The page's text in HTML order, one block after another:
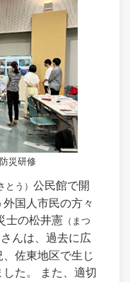
災研修
とう） 公民館で開
国人市民の方々
士の松井憲 （まつ
んは、過去に広
佐東地区で生じ
た。 また、適切